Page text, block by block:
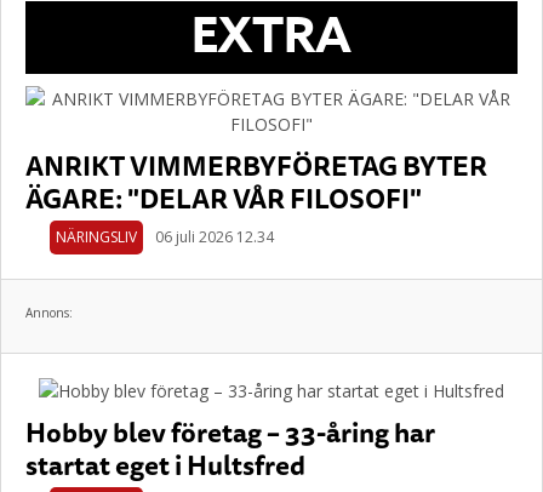
EXTRA
ANRIKT VIMMERBYFÖRETAG BYTER
ÄGARE: "DELAR VÅR FILOSOFI"
NÄRINGSLIV 06 juli 2026 12.34
Annons:
Hobby blev företag – 33-åring har
startat eget i Hultsfred